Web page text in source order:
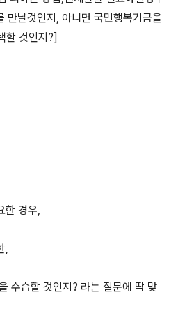
만날것인지, 아니면 국민행복기금을
할 것인지?]
한 경우,
,
수습할 것인지? 라는 질문에 딱 맞